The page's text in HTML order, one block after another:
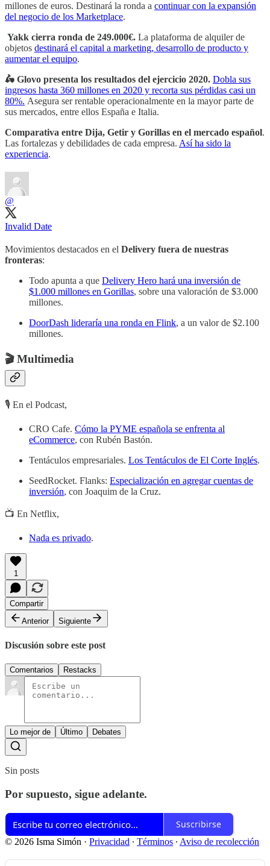
millones de euros. Destinará la ronda a continuar con la expansión
del negocio de los Marketplace.
Yakk cierra ronda de 249.000€. La plataforma de alquiler de
objetos destinará el capital a marketing, desarrollo de producto y
aumentar el equipo.
🛵 Glovo presenta los resultados del ejercicio 2020. Dobla sus
ingresos hasta 360 millones en 2020 y recorta sus pérdidas casi un
80%. Asegura ser rentable operacionalmente en la mayor parte de
sus mercados, entre ellos España e Italia.
Comparativa entre Dija, Getir y Gorillas en el mercado español.
Las fortalezas y debilidades de cada empresa. Así ha sido la
experiencia.
@
Invalid Date
Movimientos destacados en el Delivery fuera de nuestras
fronteras:
Todo apunta a que Delivery Hero hará una inversión de
$1.000 millones en Gorillas, sobre una valoración de $3.000
millones.
DoorDash lideraría una ronda en Flink, a un valor de $2.100
millones.
🎬 Multimedia
🎙 En el Podcast,
CRO Cafe. Cómo la PYME española se enfrenta al
eCommerce, con Rubén Bastón.
Tentáculos empresariales. Los Tentáculos de El Corte Inglés.
SeedRocket. Flanks: Especialización en agregar cuentas de
inversión, con Joaquim de la Cruz.
📺 En Netflix,
Nada es privado.
1
Compartir
Anterior
Siguiente
Discusión sobre este post
Comentarios Restacks
Lo mejor de Último Debates
Sin posts
Por supuesto, sigue adelante.
Suscribirse
© 2026 Isma Simón · Privacidad ∙ Términos ∙ Aviso de recolección